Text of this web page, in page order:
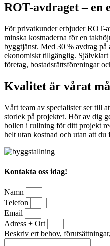
ROT-avdraget – en
För privatkunder erbjuder ROT-
minska kostnaderna för en
byggtjänst. Med 30 % avdrag
ekonomiskt tillgänglig.
företag, bostadsrättsföreningar
Kvalitet är vårat
Vårt team av specialister ser till
storlek på projektet. Hör av dig
bollen i rullning för ditt projekt
helt utan kostnad och utan att
Kontakta oss idag!
Namn
Telefon
Email
Adress + Ort
Beskriv ert behov,